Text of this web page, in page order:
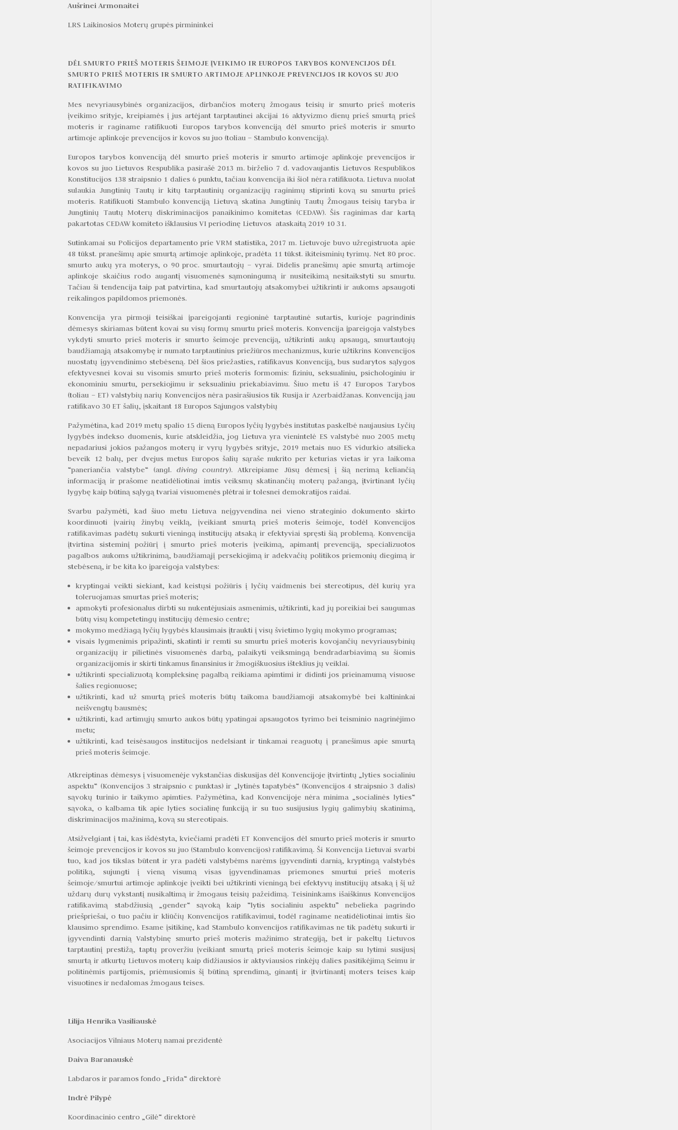
Aušrinei Armonaitei
LRS Laikinosios Moterų grupės pirmininkei
DĖL SMURTO PRIEŠ MOTERIS ŠEIMOJE ĮVEIKIMO IR EUROPOS TARYBOS KONVENCIJOS DĖL
SMURTO PRIEŠ MOTERIS IR SMURTO ARTIMOJE APLINKOJE PREVENCIJOS IR KOVOS SU JUO
RATIFIKAVIMO
Mes nevyriausybinės organizacijos, dirbančios moterų žmogaus teisių ir smurto prieš moteris
įveikimo srityje, kreipiamės į jus artėjant tarptautinei akcijai 16 aktyvizmo dienų prieš smurtą prieš
moteris ir raginame ratifikuoti Europos tarybos konvenciją dėl smurto prieš moteris ir smurto
artimoje aplinkoje prevencijos ir kovos su juo (toliau – Stambulo konvenciją).
Europos tarybos konvenciją dėl smurto prieš moteris ir smurto artimoje aplinkoje prevencijos ir
kovos su juo Lietuvos Respublika pasirašė 2013 m. birželio 7 d. vadovaujantis Lietuvos Respublikos
Konstitucijos 138 straipsnio 1 dalies 6 punktu, tačiau konvencija iki šiol nėra ratifikuota. Lietuva nuolat
sulaukia Jungtinių Tautų ir kitų tarptautinių organizacijų raginimų stiprinti kovą su smurtu prieš
moteris. Ratifikuoti Stambulo konvenciją Lietuvą skatina Jungtinių Tautų Žmogaus teisių taryba ir
Jungtinių Tautų Moterų diskriminacijos panaikinimo komitetas (CEDAW). Šis raginimas dar kartą
pakartotas CEDAW komiteto išklausius VI periodinę Lietuvos ataskaitą 2019 10 31.
Sutinkamai su Policijos departamento prie VRM statistika, 2017 m. Lietuvoje buvo užregistruota apie
48 tūkst. pranešimų apie smurtą artimoje aplinkoje, pradėta 11 tūkst. ikiteisminių tyrimų. Net 80 proc.
smurto aukų yra moterys, o 90 proc. smurtautojų – vyrai. Didelis pranešimų apie smurtą artimoje
aplinkoje skaičius rodo augantį visuomenės sąmoningumą ir nusiteikimą nesitaikstyti su smurtu.
Tačiau ši tendencija taip pat patvirtina, kad smurtautojų atsakomybei užtikrinti ir aukoms apsaugoti
reikalingos papildomos priemonės.
Konvencija yra pirmoji teisiškai įpareigojanti regioninė tarptautinė sutartis, kurioje pagrindinis
dėmesys skiriamas būtent kovai su visų formų smurtu prieš moteris. Konvencija įpareigoja valstybes
vykdyti smurto prieš moteris ir smurto šeimoje prevenciją, užtikrinti aukų apsaugą, smurtautojų
baudžiamąją atsakomybę ir numato tarptautinius priežiūros mechanizmus, kurie užtikrins Konvencijos
nuostatų įgyvendinimo stebėseną. Dėl šios priežasties, ratifikavus Konvenciją, bus sudarytos sąlygos
efektyvesnei kovai su visomis smurto prieš moteris formomis: fiziniu, seksualiniu, psichologiniu ir
ekonominiu smurtu, persekiojimu ir seksualiniu priekabiavimu. Šiuo metu iš 47 Europos Tarybos
(toliau – ET) valstybių narių Konvencijos nėra pasirašiusios tik Rusija ir Azerbaidžanas. Konvenciją jau
ratifikavo 30 ET šalių, įskaitant 18 Europos Sąjungos valstybių
Pažymėtina, kad 2019 metų spalio 15 dieną Europos lyčių lygybės institutas paskelbė naujausius Lyčių
lygybės indekso duomenis, kurie atskleidžia, jog Lietuva yra vienintelė ES valstybė nuo 2005 metų
nepadariusi jokios pažangos moterų ir vyrų lygybės srityje, 2019 metais nuo ES vidurkio atsilieka
beveik 12 balų, per dvejus metus Europos šalių sąraše nukrito per keturias vietas ir yra laikoma
“paneriančia valstybe“ (angl. diving country). Atkreipiame Jūsų dėmesį į šią nerimą keliančią
informaciją ir prašome neatidėliotinai imtis veiksmų skatinančių moterų pažangą, įtvirtinant lyčių
lygybę kaip būtiną sąlygą tvariai visuomenės plėtrai ir tolesnei demokratijos raidai.
Svarbu pažymėti, kad šiuo metu Lietuva neįgyvendina nei vieno strateginio dokumento skirto
koordinuoti įvairių žinybų veiklą, įveikiant smurtą prieš moteris šeimoje, todėl Konvencijos
ratifikavimas padėtų sukurti vieningą institucijų atsaką ir efektyviai spręsti šią problemą. Konvencija
įtvirtina sisteminį požiūrį į smurto prieš moteris įveikimą, apimantį prevenciją, specializuotos
pagalbos aukoms užtikrinimą, baudžiamąjį persekiojimą ir adekvačių politikos priemonių diegimą ir
stebėseną, ir be kita ko įpareigoja valstybes:
kryptingai veikti siekiant, kad keistųsi požiūris į lyčių vaidmenis bei stereotipus, dėl kurių yra
toleruojamas smurtas prieš moteris;
apmokyti profesionalus dirbti su nukentėjusiais asmenimis, užtikrinti, kad jų poreikiai bei saugumas
būtų visų kompetetingų institucijų dėmesio centre;
mokymo medžiagą lyčių lygybės klausimais įtraukti į visų švietimo lygių mokymo programas;
visais lygmenimis pripažinti, skatinti ir remti su smurtu prieš moteris kovojančių nevyriausybinių
organizacijų ir pilietinės visuomenės darbą, palaikyti veiksmingą bendradarbiavimą su šiomis
organizacijomis ir skirti tinkamus finansinius ir žmogiškuosius išteklius jų veiklai.
užtikrinti specializuotą kompleksinę pagalbą reikiama apimtimi ir didinti jos prieinamumą visuose
šalies regionuose;
užtikrinti, kad už smurtą prieš moteris būtų taikoma baudžiamoji atsakomybė bei kaltininkai
neišvengtų bausmės;
užtikrinti, kad artimųjų smurto aukos būtų ypatingai apsaugotos tyrimo bei teisminio nagrinėjimo
metu;
užtikrinti, kad teisėsaugos institucijos nedelsiant ir tinkamai reaguotų į pranešimus apie smurtą
prieš moteris šeimoje.
Atkreiptinas dėmesys į visuomenėje vykstančias diskusijas dėl Konvencijoje įtvirtintų „lyties socialiniu
aspektu“ (Konvencijos 3 straipsnio c punktas) ir „lytinės tapatybės“ (Konvencijos 4 straipsnio 3 dalis)
sąvokų turinio ir taikymo apimties. Pažymėtina, kad Konvencijoje nėra minima „socialinės lyties“
sąvoka, o kalbama tik apie lyties socialinę funkciją ir su tuo susijusius lygių galimybių skatinimą,
diskriminacijos mažinimą, kovą su stereotipais.
Atsižvelgiant į tai, kas išdėstyta, kviečiami pradėti ET Konvencijos dėl smurto prieš moteris ir smurto
šeimoje prevencijos ir kovos su juo (Stambulo konvencijos) ratifikavimą. Ši Konvencija Lietuvai svarbi
tuo, kad jos tikslas būtent ir yra padėti valstybėms narėms įgyvendinti darnią, kryptingą valstybės
politiką, sujungti į vieną visumą visas įgyvendinamas priemones smurtui prieš moteris
šeimoje/smurtui artimoje aplinkoje įveikti bei užtikrinti vieningą bei efektyvų institucijų atsaką į šį už
uždarų durų vykstantį nusikaltimą ir žmogaus teisių pažeidimą. Teisininkams išaiškinus Konvencijos
ratifikavimą stabdžiusią „gender“ sąvoką kaip “lytis socialiniu aspektu” nebelieka pagrindo
priešpriešai, o tuo pačiu ir kliūčių Konvencijos ratifikavimui, todėl raginame neatidėliotinai imtis šio
klausimo sprendimo. Esame įsitikinę, kad Stambulo konvencijos ratifikavimas ne tik padėtų sukurti ir
įgyvendinti darnią Valstybinę smurto prieš moteris mažinimo strategiją, bet ir pakeltų Lietuvos
tarptautinį prestižą, taptų proveržiu įveikiant smurtą prieš moteris šeimoje kaip su lytimi susijusį
smurtą ir atkurtų Lietuvos moterų kaip didžiausios ir aktyviausios rinkėjų dalies pasitikėjimą Seimu ir
politinėmis partijomis, priėmusiomis šį būtiną sprendimą, ginantį ir įtvirtinantį moters teises kaip
visuotines ir nedalomas žmogaus teises.
Lilija Henrika Vasiliauskė
Asociacijos Vilniaus Moterų namai prezidentė
Daiva Baranauskė
Labdaros ir paramos fondo „Frida“ direktorė
Indrė Pilypė
Koordinacinio centro „Gilė“ direktorė